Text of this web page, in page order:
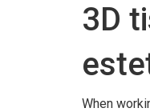
3D
When